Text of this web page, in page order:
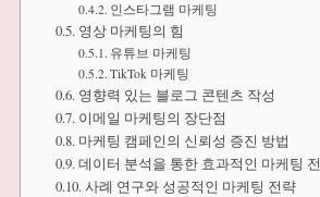
인스타그램 마케팅
영상 마케팅의 힘
유튜브 마케팅
TikTok 마케팅
영향력 있는 블로그 콘텐츠 작성
이메일 마케팅의 장단점
마케팅 캠페인의 신뢰성 증진 방법
데이터 분석을 통한 효과적인 마케팅
사례 연구와 성공적인 마케팅 전략